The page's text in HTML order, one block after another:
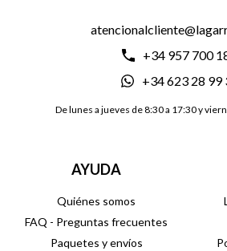
+34 957 700
+34 623 28 99
De lunes a jueves de 8:30 a 17:30 y
AYUDA
Quiénes somos
FAQ - Preguntas frecuentes
Paquetes y envíos